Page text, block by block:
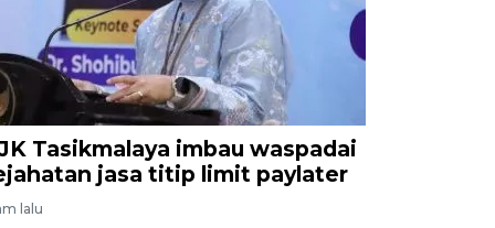
Tasikmalaya imbau waspadai
jasa titip limit paylater
lalu